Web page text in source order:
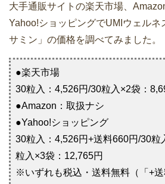
大手通販サイトの楽天市場、
Yahoo!ショッピングでUMIウェルネ
サミン」の価格を調べてみました。
●楽天市場
30粒入：4,526円/30粒入×2袋：
●Amazon：取扱ナシ
●Yahoo!ショッピング
30粒入：4,526円+送料660円/30粒
粒入×3袋：12,765円
※いずれも税込・送料無料（「+送